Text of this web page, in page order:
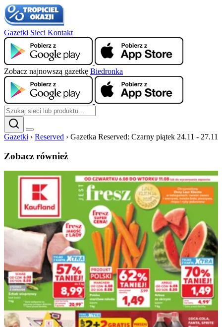
Gazetki Sieci Kontakt
Zobacz najnowszą gazetkę Biedronka
Gazetki › Reserved › Gazetka Reserved: Czarny piątek 24.11 - 27.11
Zobacz również